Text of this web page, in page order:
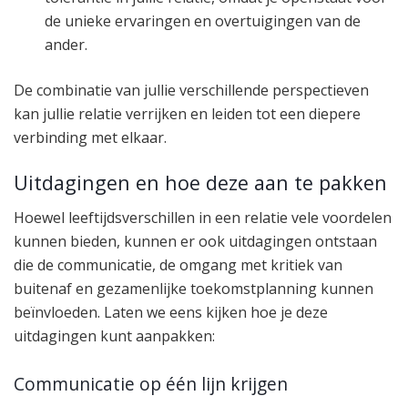
de unieke ervaringen en overtuigingen van de
ander.
De combinatie van jullie verschillende perspectieven
kan jullie relatie verrijken en leiden tot een diepere
verbinding met elkaar.
Uitdagingen en hoe deze aan te pakken
Hoewel leeftijdsverschillen in een relatie vele voordelen
kunnen bieden, kunnen er ook uitdagingen ontstaan
die de communicatie, de omgang met kritiek van
buitenaf en gezamenlijke toekomstplanning kunnen
beïnvloeden. Laten we eens kijken hoe je deze
uitdagingen kunt aanpakken:
Communicatie op één lijn krijgen